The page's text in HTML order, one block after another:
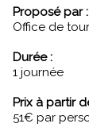
Proposé par :
Office de
Durée :
1 journée
Prix à partir
51€ par